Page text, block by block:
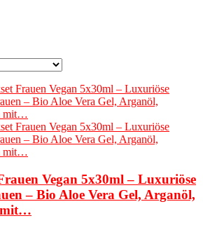
Vegan 5x30ml – Luxuriöse
– Bio Aloe Vera Gel, Arganöl,
mit…